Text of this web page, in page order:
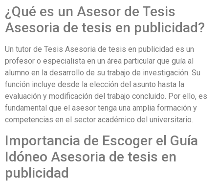
¿Qué es un Asesor de Tesis
Asesoria de tesis en publicidad?
Un tutor de Tesis Asesoria de tesis en publicidad es un
profesor o especialista en un área particular que guía al
alumno en la desarrollo de su trabajo de investigación. Su
función incluye desde la elección del asunto hasta la
evaluación y modificación del trabajo concluido. Por ello, es
fundamental que el asesor tenga una amplia formación y
competencias en el sector académico del universitario.
Importancia de Escoger el Guía
Idóneo Asesoria de tesis en
publicidad